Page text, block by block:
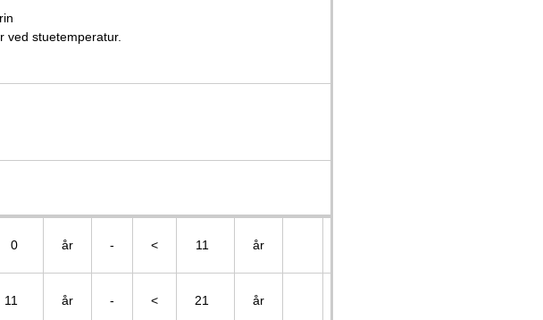
ved stuetemperatur.
0 år - < 11 år
11 år - < 21 år